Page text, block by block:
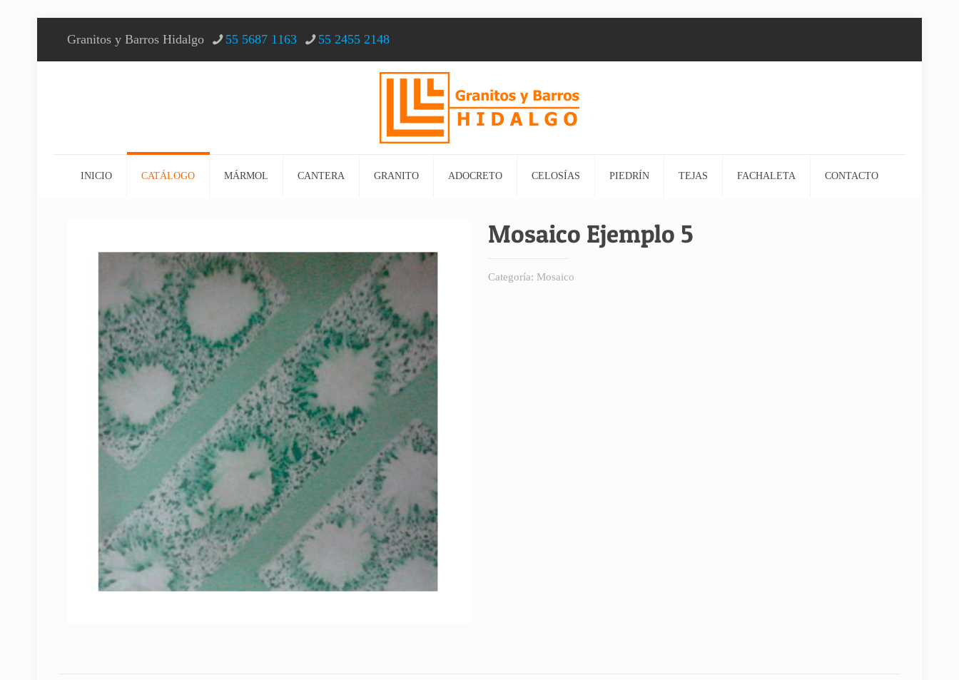
Granitos y Barros Hidalgo 55 5687 1163 55 2455 2148
INICIO CATÁLOGO MÁRMOL CANTERA GRANITO ADOCRETO CELOSÍAS PIEDRÍN TEJAS FACHALETA CONTACTO
Mosaico Ejemplo 5
Categoría: Mosaico